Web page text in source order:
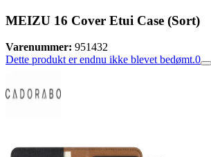
MEIZU 16 Cover Etui Case (Sort)
Varenummer: 951432
Dette produkt er endnu ikke blevet bedømt.0